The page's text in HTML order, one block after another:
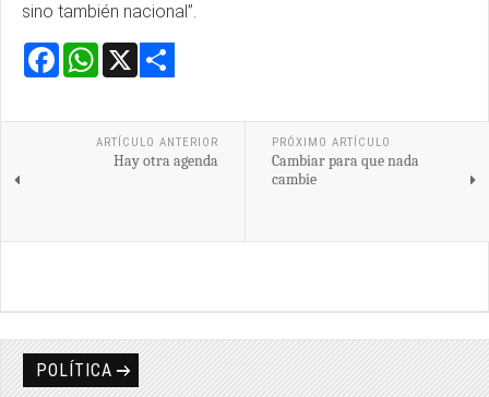
sino también nacional”.
Facebook
WhatsApp
ARTÍCULO ANTERIOR
Hay otra agenda
PRÓXIMO ARTÍCULO
Cambiar para que nada
cambie
POLÍTICA